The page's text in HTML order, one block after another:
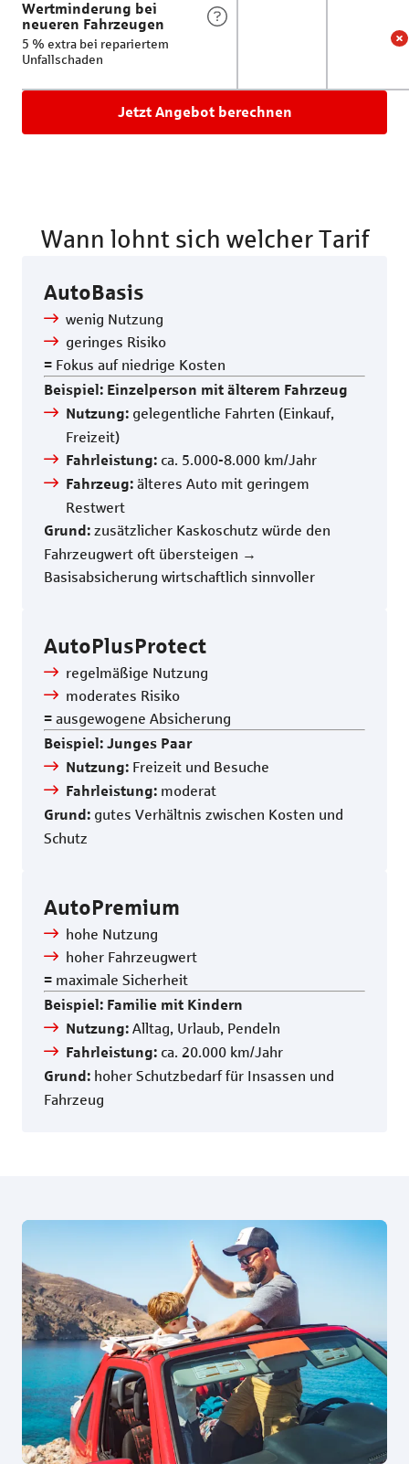
Wertminderung bei
neueren Fahrzeugen
5 % extra bei repariertem
Unfallschaden
Jetzt Angebot berechnen
Wann lohnt sich welcher Tarif
AutoBasis
wenig Nutzung
geringes Risiko
= Fokus auf niedrige Kosten
Beispiel: Einzelperson mit älterem Fahrzeug
Nutzung: gelegentliche Fahrten (Einkauf,
Freizeit)
Fahrleistung: ca. 5.000-8.000 km/Jahr
Fahrzeug: älteres Auto mit geringem
Restwert
Grund: zusätzlicher Kaskoschutz würde den
Fahrzeugwert oft übersteigen →
Basisabsicherung wirtschaftlich sinnvoller
AutoPlusProtect
regelmäßige Nutzung
moderates Risiko
= ausgewogene Absicherung
Beispiel: Junges Paar
Nutzung: Freizeit und Besuche
Fahrleistung: moderat
Grund: gutes Verhältnis zwischen Kosten und
Schutz
AutoPremium
hohe Nutzung
hoher Fahrzeugwert
= maximale Sicherheit
Beispiel: Familie mit Kindern
Nutzung: Alltag, Urlaub, Pendeln
Fahrleistung: ca. 20.000 km/Jahr
Grund: hoher Schutzbedarf für Insassen und
Fahrzeug